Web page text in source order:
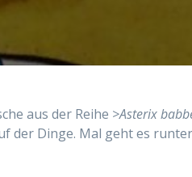
aus der Reihe >Asterix
der Dinge. Mal geht es